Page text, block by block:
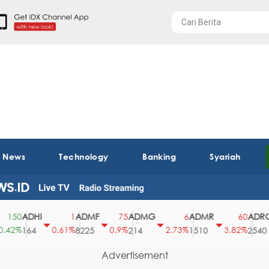
Technology Banking Syariah
ADHI
164
0.61%
ADMF
8225
0.9%
ADMG
214
2.73%
ADMR
1510
3.82%
ADRO
2540
Advertisement